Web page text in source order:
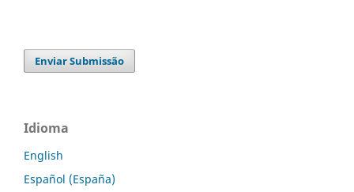
Enviar Submissão
Idioma
English
Español (España)